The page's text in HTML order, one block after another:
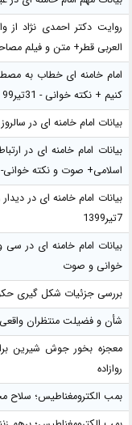
روایت دکتر احمدی نژاد
العربی قطر+ متن و فیلم
امام خامنه ای خطاب به
کنیم + نکته خوانی - 31تیر99
بیانات امام خامنه ای در سالروز
بیانات امام خامنه ای در
اسلامی+ صوت و نکته خوانی-
بیانات امام خامنه ای در
7تیر1399
بیانات امام خامنه ای در
خوانی و صوت
بررسی جزئیات شکل گیری
شأن و فضیلت منتظران
معجزه بخور جوش شیرین
روازاده
بمب الکترومغناطیس؛ سلاح